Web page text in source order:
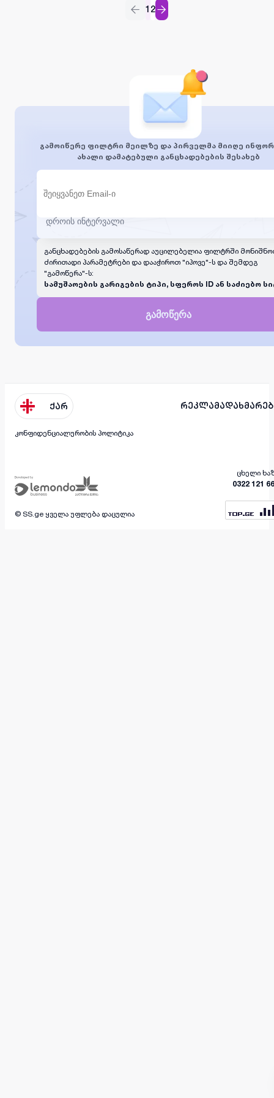
სამსახური); ულიმიტო სასაუბრო პაკეტი ყოველთვიურად;
ანაზღაურებისგაცემა თვეში ორჯერ როგორც საბანკო
1 2
გამოიწერე ფილტრი მეილზე და პირველმა მიიღე
ახალი დამატებული განცხადებების შესახებ
განცხადებების გამოსაწერად აუცილებელია ფილტრში
ძირითადი პარამეტრები და დააჭიროთ "იპოვე"-ს და შემდეგ
"გამოწერა"-ს:
სამუშაოების გარიგების ტიპი, სფეროს ID ან საძიებო
გამოწერა
ქარ რეკლამა
კონფიდენციალურობის პოლიტიკა
ცხელი
0322 121
© SS.ge ყველა უფლება დაცულია